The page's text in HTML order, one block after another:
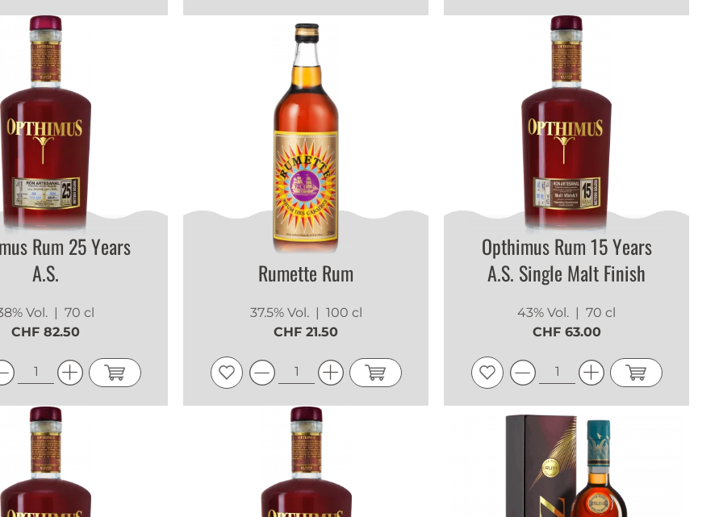
Rum 25 Years
A.S.
Vol. | 70 cl
CHF 82.50
Rumette Rum
37.5% Vol. | 100 cl
CHF 21.50
Opthimus Rum 15 Years
A.S. Single Malt Finish
43% Vol. | 70 cl
CHF 63.00